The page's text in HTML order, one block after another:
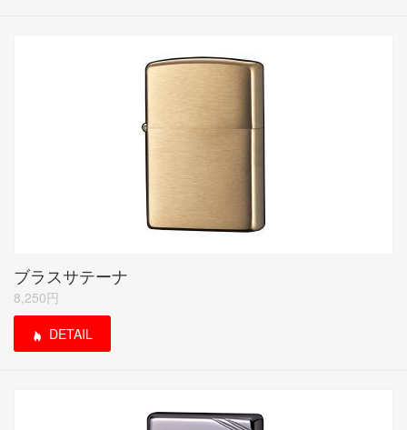
ブラスサテーナ
8,250円
DETAIL